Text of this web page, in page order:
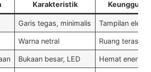
Karakteristik Keunggulan
Garis tegas, minimalis Tampilan
Warna netral Ruang terasa
Bukaan besar, LED Hemat energi